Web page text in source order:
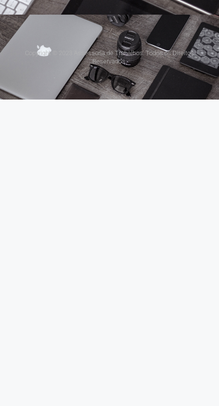
Copyright © 2023 Assessoria de Trabalhos. Todos os Direitos
Reservados.